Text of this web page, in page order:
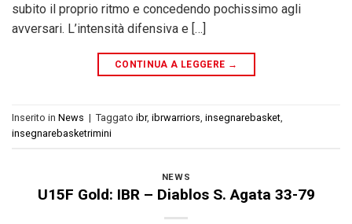
subito il proprio ritmo e concedendo pochissimo agli
avversari. L’intensità difensiva e […]
CONTINUA A LEGGERE →
Inserito in News | Taggato ibr, ibrwarriors insegnarebasket
insegnarebasketrimini
NEWS
U15F Gold: IBR – Diablos S. Agata 33-79